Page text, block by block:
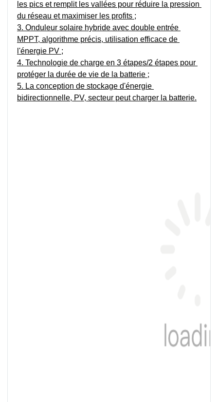
les pics et remplit les vallées pour réduire la pression
du réseau et maximiser les profits ;
3. Onduleur solaire hybride avec double entrée
MPPT, algorithme précis, utilisation efficace de
l'énergie PV ;
4. Technologie de charge en 3 étapes/2 étapes pour
protéger la durée de vie de la batterie ;
5. La conception de stockage d'énergie
bidirectionnelle, PV, secteur peut charger la batterie.